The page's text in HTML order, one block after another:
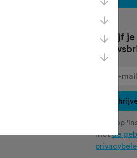
Schrijf
Door op
metde